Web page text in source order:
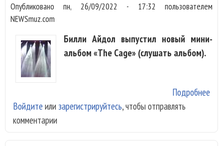
Опубликованопн, 26/09/2022 - 17:32 пользователем
NEWSmuz.com
Билли Айдол выпустил новый мини-
альбом «The Cage» (слушать альбом).
Подробнее
Войдите или зарегистрируйтесь, чтобы отправлять
комментарии